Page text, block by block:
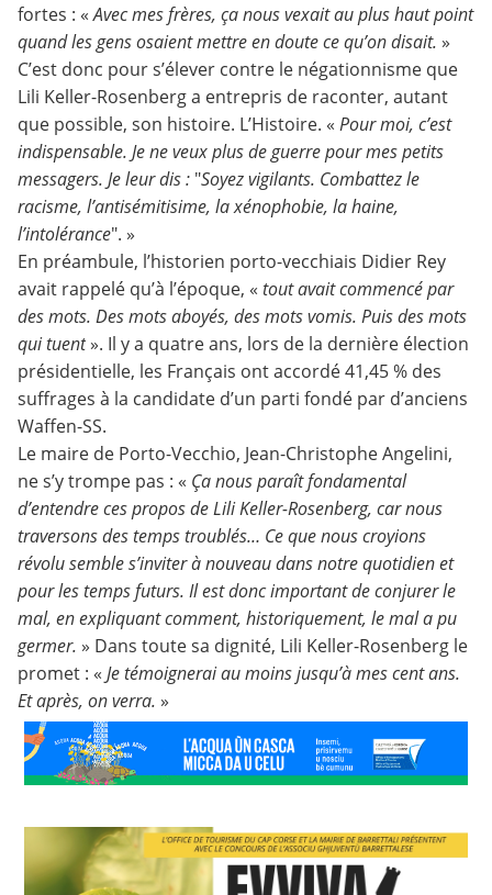
fortes : «Avec mes frères, ça nous vexait au plus haut point
quand les gens osaient mettre en doute ce qu’on disait. »
C’est donc pour s’élever contre le négationnisme que
Lili Keller-Rosenberg a entrepris de raconter, autant
que possible, son histoire. L’Histoire. « Pour moi, c’est
indispensable. Je ne veux plus de guerre pour mes petits
messagers. Je leur dis : "Soyez vigilants. Combattez le
racisme, l’antisémitisime, la xénophobie, la haine,
l’intolérance". »
En préambule, l’historien porto-vecchiais Didier Rey
avait rappelé qu’à l’époque, « tout avait commencé par
des mots. Des mots aboyés, des mots vomis. Puis des mots
qui tuent». Il y a quatre ans, lors de la dernière élection
présidentielle, les Français ont accordé 41,45 % des
suffrages à la candidate d’un parti fondé par d’anciens
Waffen-SS.
Le maire de Porto-Vecchio, Jean-Christophe Angelini,
ne s’y trompe pas : « Ça nous paraît fondamental
d’entendre ces propos de Lili Keller-Rosenberg, car nous
traversons des temps troublés… Ce que nous croyions
révolu semble s’inviter à nouveau dans notre quotidien et
pour les temps futurs. Il est donc important de conjurer le
mal, en expliquant comment, historiquement, le mal a pu
germer. » Dans toute sa dignité, Lili Keller-Rosenberg le
promet : « Je témoignerai au moins jusqu’à mes cent ans.
Et après, on verra. »